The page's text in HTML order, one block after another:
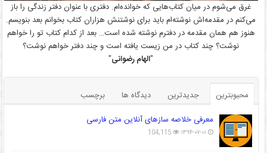
غرق می‌شوم در میان کتاب‌هایی که خوانده‌ام. دفتری با عنوان دفتر زندگی را باز
می‌کنم در مقدمه‌اش نوشته‌ام باید برای نوشتنش هزاران کتاب بخوانم بعد بنویسم.
هنوز هم همان مقدمه در دفترم نوشته شده است… بعد از کدام کتاب تو را خواهم
نوشت؟ چند کتاب در من زیست یافته است و چند دفتر خواهم نوشت؟
"الهام رضوانی"
محبوبترین جدیدترین دیدگاه ها
برچسب
معرفی خلاصه سازهای آنلاین متن فارسی
۱۳۹۴-۰۷-۰۱ 104,115